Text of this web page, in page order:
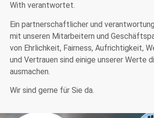
With verantwortet.
Ein partnerschaftlicher und
mit unseren Mitarbeitern und
von Ehrlichkeit, Fairness, Aufrichtigkeit,
und Vertrauen sind einige unserer Werte
ausmachen.
Wir sind gerne für Sie da.